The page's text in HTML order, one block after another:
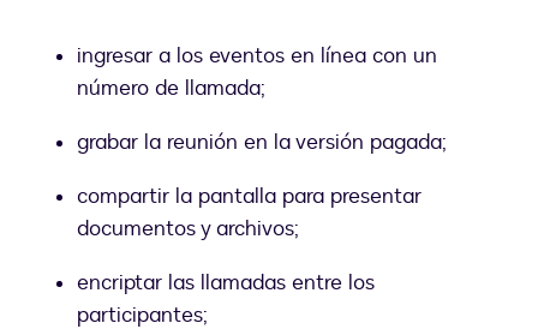
ingresar a los eventos en línea con un
número de llamada;
grabar la reunión en la versión pagada;
compartir la pantalla para presentar
documentos y archivos;
encriptar las llamadas entre los
participantes;